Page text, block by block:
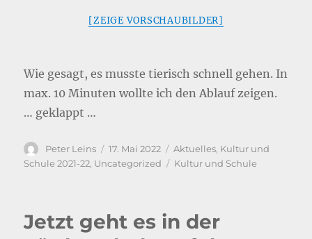
[ZEIGE VORSCHAUBILDER]
Wie gesagt, es musste tierisch schnell gehen. In
max. 10 Minuten wollte ich den Ablauf zeigen.
… geklappt …
Autor
Peter Leins
Veröffentlicht
am
17. Mai 2022 Kategorien
Aktuelles, Kultur und
Schule 2021-22, Uncategorized Schlagwörter
Kultur und Schule
Jetzt geht es in der